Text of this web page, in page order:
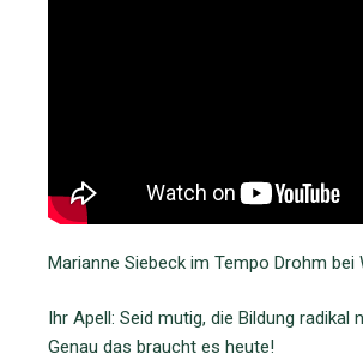
Marianne Siebeck im Tempo Drohm bei
Ihr Apell: Seid mutig, die Bildung radikal
Genau das braucht es heute!